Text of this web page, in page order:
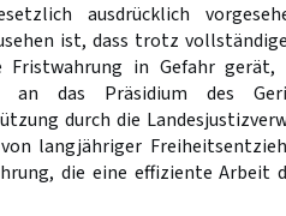
ausdrücklich
ist, dass trotz
in Gefahr gerät,
an das Präsidium des
durch die
langjähriger
die eine effiziente Arbeit